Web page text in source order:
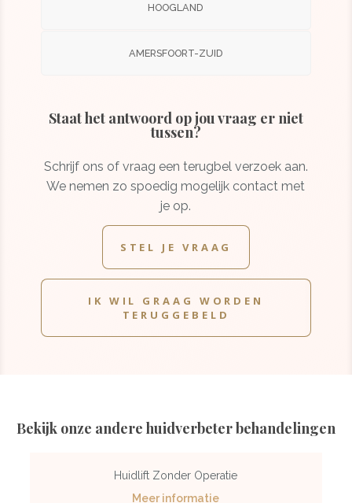
HOOGLAND
AMERSFOORT-ZUID
Staat het antwoord op jou vraag er niet
tussen?
Schrijf ons of vraag een terugbel verzoek aan.
We nemen zo spoedig mogelijk contact met
je op.
STEL JE VRAAG
IK WIL GRAAG WORDEN
TERUGGEBELD
Bekijk onze andere huidverbeter behandelingen
Huidlift Zonder Operatie
Meer informatie